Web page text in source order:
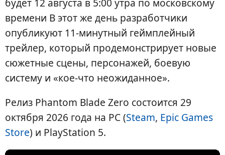
времени В этот же день разработчики
опубликуют 11-минутный геймплейный
трейлер, который продемонстрирует новые
сюжетные сцены, персонажей, боевую
систему и «кое-что неожиданное».
Релиз Phantom Blade Zero состоится 29
октября 2026 года на PC (Steam, Epic Games
Store) и PlayStation 5.